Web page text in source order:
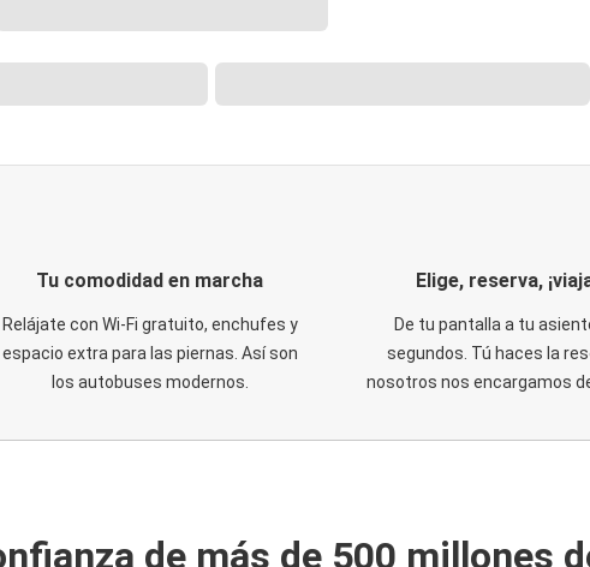
Tu comodidad en marcha
Relájate con Wi-Fi gratuito, enchufes y
espacio extra para las piernas. Así son
los autobuses modernos.
Elige, reserva,
De tu pantalla a tu
segundos. Tú haces la
nosotros nos encargamos
de más de 500 millones